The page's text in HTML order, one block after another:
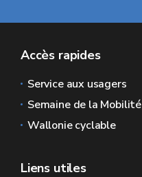
Accès rapides
Service aux usagers
Semaine de la Mobilité
Wallonie cyclable
Liens utiles